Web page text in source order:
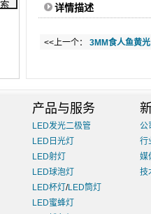
详情描述
<<上一个： 3MM食人鱼黄光
产品与服务
LED发光二极管
LED日光灯
LED射灯
LED球泡灯
LED杯灯 /LED筒灯
LED蜜蜂灯
公
行
媒
技